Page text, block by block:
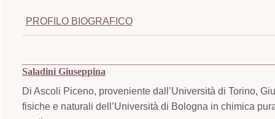
PROFILO BIOGRAFICO
Saladini Giuseppina
Di Ascoli Piceno, proveniente dall’Università di Torino,
fisiche e naturali dell’Università di Bologna in chimica